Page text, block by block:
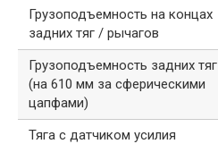
Грузоподъемность на концах
задних тяг / рычагов
Грузоподъемность задних тяг
(на 610 мм за сферическими
цапфами)
Тяга с датчиком усилия